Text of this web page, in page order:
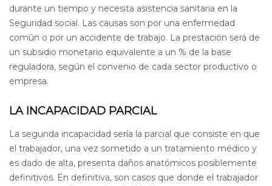
durante un tiempo y necesita asistencia sanitaria en la
Seguridad social. Las causas son por una enfermedad
común o por un accidente de trabajo. La prestación será de
un subsidio monetario equivalente a un % de la base
reguladora, según el convenio de cada sector productivo o
empresa.
LA INCAPACIDAD PARCIAL
La segunda incapacidad sería la parcial que consiste en que
el trabajador, una vez sometido a un tratamiento médico y
es dado de alta, presenta daños anatómicos posiblemente
definitivos. En definitiva, son casos que donde el trabajador